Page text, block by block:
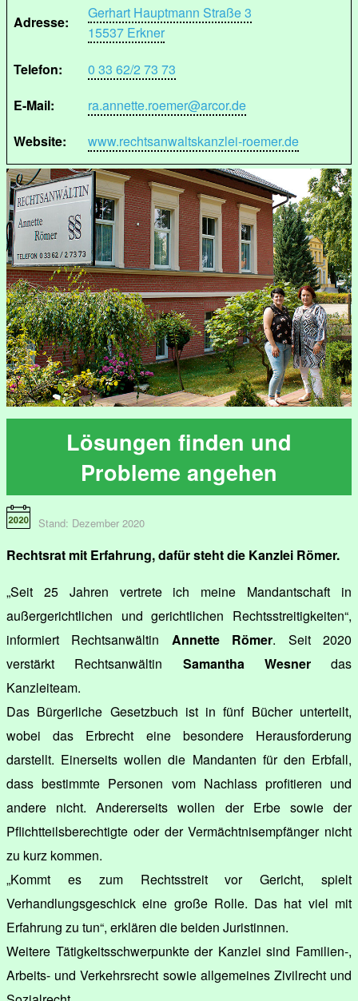
Adresse:
Gerhart Hauptmann Straße 3
15537 Erkner
Telefon:
0 33 62/2 73 73
E-Mail:
ra.annette.roemer@arcor.de
Website:
www.rechtsanwaltskanzlei-roemer.de
Lösungen finden und
Probleme angehen
Stand: Dezember 2020
Rechtsrat mit Erfahrung, dafür steht die Kanzlei Römer.
„Seit 25 Jahren vertrete ich meine Mandantschaft in
außergerichtlichen und gerichtlichen Rechtsstreitigkeiten“,
informiert Rechtsanwältin Annette Römer. Seit 2020
verstärkt Rechtsanwältin Samantha Wesnerdas
Kanzleiteam.
Das Bürgerliche Gesetzbuch ist in fünf Bücher unterteilt,
wobei das Erbrecht eine besondere Herausforderung
darstellt. Einerseits wollen die Mandanten für den Erbfall,
dass bestimmte Personen vom Nachlass profitieren und
andere nicht. Andererseits wollen der Erbe sowie der
Pflichtteilsberechtigte oder der Vermächtnisempfänger nicht
zu kurz kommen.
„Kommt es zum Rechtsstreit vor Gericht, spielt
Verhandlungsgeschick eine große Rolle. Das hat viel mit
Erfahrung zu tun“, erklären die beiden Juristinnen.
Weitere Tätigkeitsschwerpunkte der Kanzlei sind Familien-,
Arbeits- und Verkehrsrecht sowie allgemeines Zivilrecht und